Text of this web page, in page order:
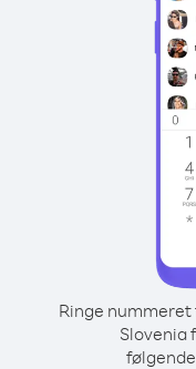
Ringe
Slovenia